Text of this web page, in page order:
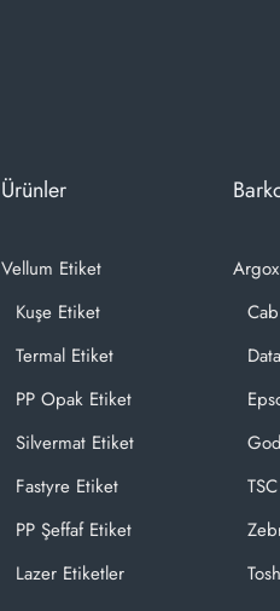
Ürünler
Vellum Etiket
Kuşe Etiket
Termal Etiket
PP Opak Etiket
Silvermat Etiket
Fastyre Etiket
PP Şeffaf Etiket
Lazer Etiketler